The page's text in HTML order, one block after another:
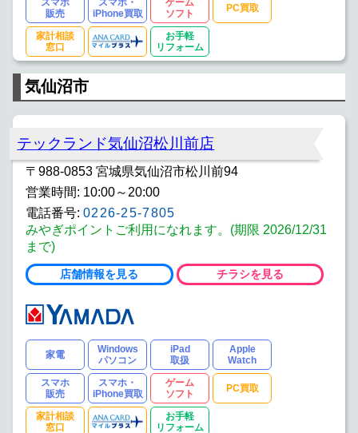
スマホ
販売
スマホ・
iPhone買取
ゲーム
ソフト
PC買取
家計相談
窓口
お手軽
リフォーム
気仙沼市
テックランド気仙沼松川前店
〒988-0853 宮城県気仙沼市松川前94
営業時間: 10:00～20:00
電話番号: 0226-25-7805
みやぎポイントご利用になれます。(期限 2026/12/31
まで)
店舗情報を見る チラシを見る
家電
Windows
パソコン
iPad
取扱
Apple
Watch
スマホ
販売
スマホ・
iPhone買取
ゲーム
ソフト
PC買取
家計相談
窓口
お手軽
リフォーム